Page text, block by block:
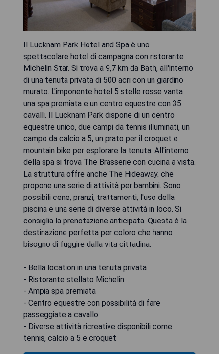
Il Lucknam Park Hotel and Spa è uno
spettacolare hotel di campagna con ristorante
Michelin Star. Si trova a 9,7 km da Bath, all'interno
di una tenuta privata di 500 acri con un giardino
murato. L'imponente hotel 5 stelle rosse vanta
una spa premiata e un centro equestre con 35
cavalli. Il Lucknam Park dispone di un centro
equestre unico, due campi da tennis illuminati, un
campo da calcio a 5, un prato per il croquet e
mountain bike per esplorare la tenuta. All'interno
della spa si trova The Brasserie con cucina a vista.
La struttura offre anche The Hideaway, che
propone una serie di attività per bambini. Sono
possibili cene, pranzi, trattamenti, l'uso della
piscina e una serie di diverse attività in loco. Si
consiglia la prenotazione anticipata. Questa è la
destinazione perfetta per coloro che hanno
bisogno di fuggire dalla vita cittadina.
- Bella location in una tenuta privata
- Ristorante stellato Michelin
- Ampia spa premiata
- Centro equestre con possibilità di fare
passeggiate a cavallo
- Diverse attività ricreative disponibili come
tennis, calcio a 5 e croquet